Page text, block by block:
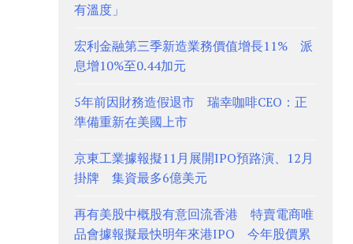
有溫度」
宏利金融第三季新造業務價值增長11% 派
息增10%至0.44加元
5年前因財務造假退市 瑞幸咖啡CEO：正
準備重新在美國上市
京東工業據報擬11月展開IPO預路演、12月
掛牌 集資最多6億美元
再有美股中概股有意回流香港 特賣電商唯
品會據報擬最快明年來港IPO 今年股價累